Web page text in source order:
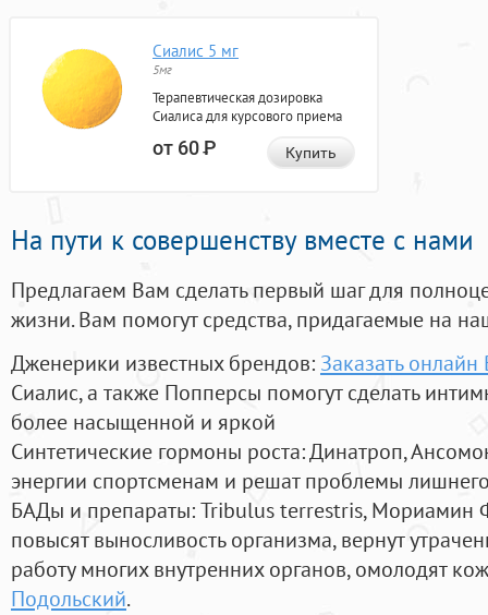
Сиалис 5 мг
5мг
Терапевтическая дозировка
Сиалиса для курсового приема
от 60Р Купить
На пути к совершенству вместе с нами
Предлагаем Вам сделать первый шаг для
жизни. Вам помогут средства, придагаемые на
Дженерики известных брендов: Заказать
Сиалис, а также Попперсы помогут сделать
более насыщенной и яркой
Синтетические гормоны роста: Динатроп,
энергии спортсменам и решат проблемы
БАДы и препараты:Tribulus terrestris, Мориамин
повысят выносливость организма, вернут
работу многих внутренних органов, омолодят
Подольский.